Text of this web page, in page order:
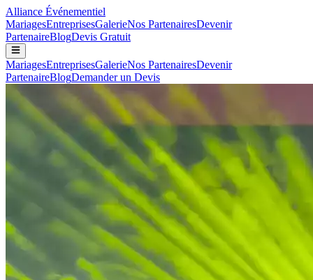
Alliance Événementiel
MariagesEntreprisesGalerieNos PartenairesDevenir
PartenaireBlogDevis Gratuit
MariagesEntreprisesGalerieNos PartenairesDevenir
PartenaireBlogDemander un Devis